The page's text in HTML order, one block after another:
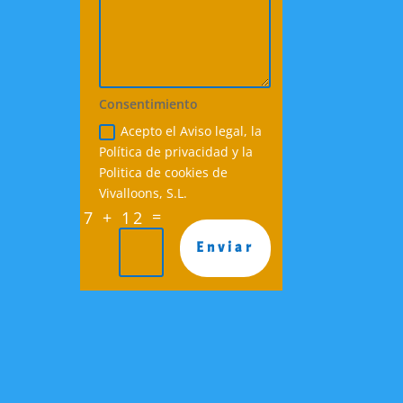
Consentimiento
Acepto el Aviso legal, la
Política de privacidad y la
Politica de cookies de
Vivalloons, S.L.
7 + 12 =
Enviar